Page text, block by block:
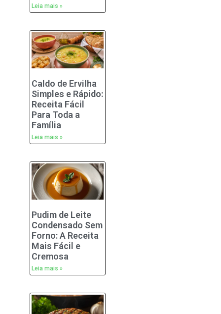
Leia mais »
Caldo de Ervilha
Simples e Rápido:
Receita Fácil
Para Toda a
Família
Leia mais »
Pudim de Leite
Condensado Sem
Forno: A Receita
Mais Fácil e
Cremosa
Leia mais »